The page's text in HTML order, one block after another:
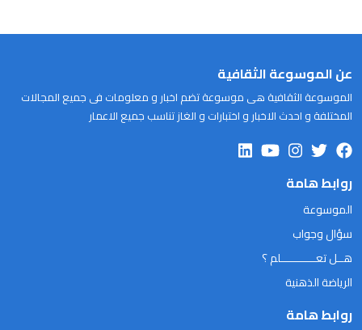
عن الموسوعة الثقافية
الموسوعة الثقافية هى موسوعة تضم اخبار و معلومات فى جميع المجالات
المختلفة و احدث الاخبار و اختبارات و الغاز تناسب جميع الاعمار
روابط هامة
الموسوعة
سؤال وجواب
هــل تعـــــــــــلم ؟
الرياضة الذهنية
روابط هامة